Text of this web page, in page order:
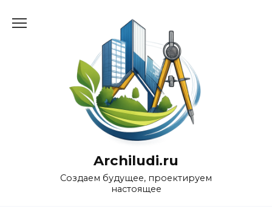
Archiludi.ru
Создаем будущее, проектируем
настоящее